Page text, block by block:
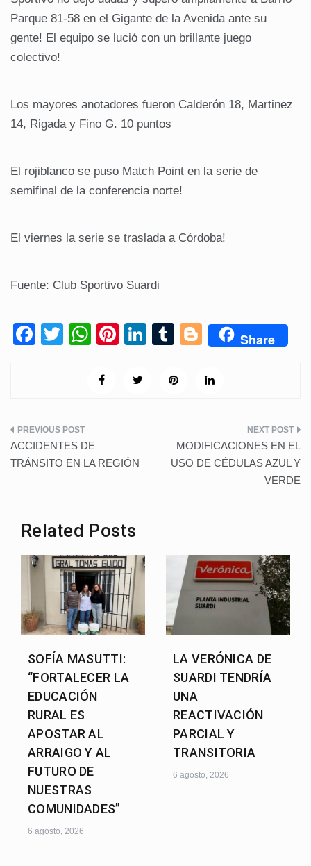
Parque 81-58 en el Gigante de la Avenida ante su
gente! El equipo se lució con un brillante juego
colectivo!
Los mayores anotadores fueron Calderón 18, Martinez
14, Rigada y Fino G. 10 puntos
El rojiblanco se puso Match Point en la serie de
semifinal de la conferencia norte!
El viernes la serie se traslada a Córdoba!
Fuente: Club Sportivo Suardi
F
b
o
o
T
W
at
p
p
Pi
er
Li
T
m
Bl
g
Share
Navegación
de
ACCIDENTES DE
TRÁNSITO EN LA REGIÓN
MODIFICACIONES EN EL
USO DE CÉDULAS AZUL Y
VERDE
Related Posts
SOFÍA MASUTTI:
“FORTALECER LA
EDUCACIÓN
RURAL ES
APOSTAR AL
ARRAIGO Y AL
FUTURO DE
NUESTRAS
COMUNIDADES”
6 agosto, 2026
LA VERÓNICA DE
SUARDI TENDRÍA
UNA
REACTIVACIÓN
PARCIAL Y
TRANSITORIA
6 agosto, 2026